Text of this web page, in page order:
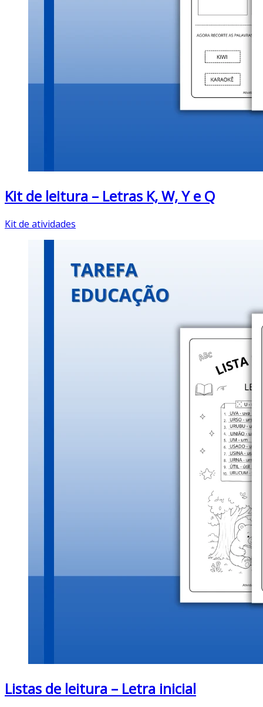
Kit de leitura – Letras K, W, Y e Q
Kit de atividades
Listas de leitura – Letra inicial